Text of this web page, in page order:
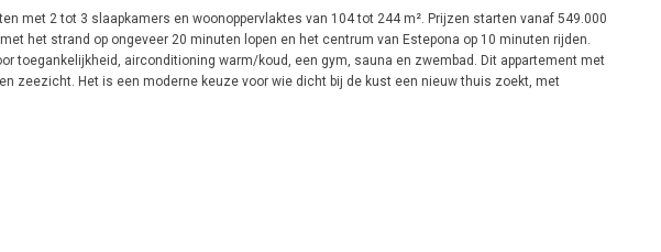
met 2 tot 3 slaapkamers en woonoppervlaktes van 104 tot 244 m². Prijzen starten vanaf 549.000
het strand op ongeveer 20 minuten lopen en het centrum van Estepona op 10 minuten rijden.
toegankelijkheid, airconditioning warm/koud, een gym, sauna en zwembad. Dit appartement met
zeezicht. Het is een moderne keuze voor wie dicht bij de kust een nieuw thuis zoekt, met